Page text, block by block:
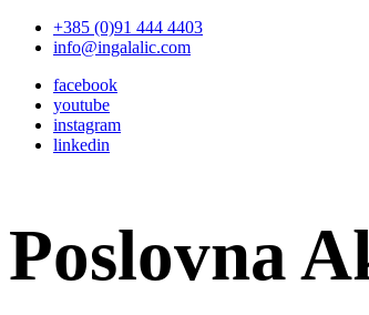
+385 (0)91 444 4403
info@ingalalic.com
facebook
youtube
instagram
linkedin
Poslovna